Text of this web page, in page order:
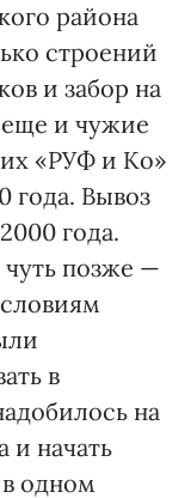
района
строений
и забор на
и чужие
«РУФ и Ко»
Вывоз
года.
позже —
в
на
и начать
одном